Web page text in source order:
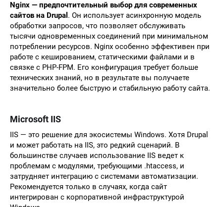
Nginx — предпочтительный выбор для современных
сайтов на Drupal . Он использует асинхронную модель
обработки запросов, что позволяет обслуживать
тысячи одновременных соединений при минимальном
потреблении ресурсов. Nginx особенно эффективен при
работе с кешированием, статическими файлами и в
связке с PHP-FPM. Его конфигурация требует больше
технических знаний, но в результате вы получаете
значительно более быструю и стабильную работу сайта.
Microsoft IIS
IIS — это решение для экосистемы Windows. Хотя Drupal
и может работать на IIS, это редкий сценарий. В
большинстве случаев использование IIS ведет к
проблемам с модулями, требующими .htaccess, и
затрудняет интеграцию с системами автоматизации.
Рекомендуется только в случаях, когда сайт
интегрирован с корпоративной инфраструктурой